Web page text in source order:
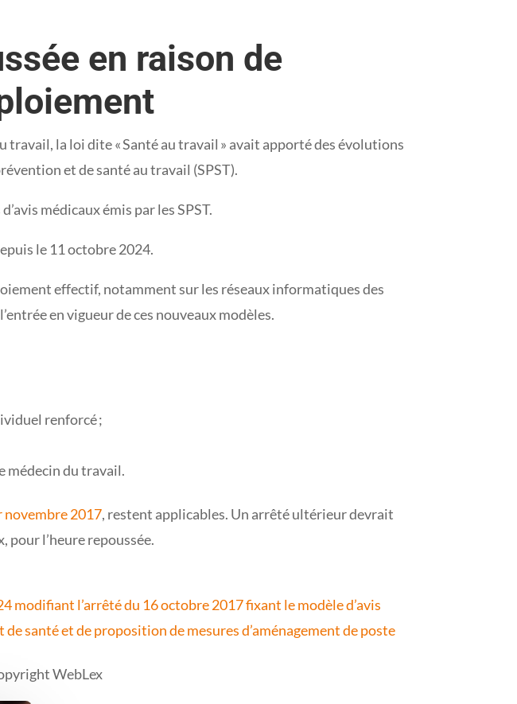
en raison de
la loi dite « Santé au travail » avait apporté des évolutions
et de santé au travail (SPST).
médicaux émis par les SPST.
le 11 octobre 2024.
effectif, notamment sur les réseaux informatiques des
en vigueur de ces nouveaux modèles.
renforcé ;
médecin du travail.
novembre 2017, restent applicables. Un arrêté ultérieur devrait
pour l’heure repoussée.
modifiant l’arrêté du 16 octobre 2017 fixant le modèle d’avis
santé et de proposition de mesures d’aménagement de poste
WebLex